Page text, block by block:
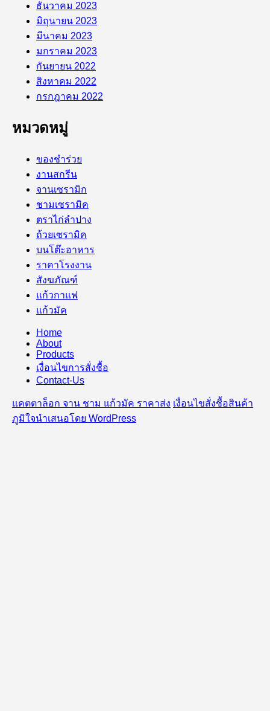
ธันวาคม 2023
มิถุนายน 2023
มีนาคม 2023
มกราคม 2023
กันยายน 2022
สิงหาคม 2022
กรกฎาคม 2022
หมวดหมู่
ของชำร่วย
งานสกรีน
จานเซรามิก
ชามเซรามิค
ตราไก่ลำปาง
ถ้วยเซรามิค
บนโต๊ะอาหาร
ราคาโรงงาน
สังฆภัณฑ์
แก้วกาแฟ
แก้วมัค
Home
About
Products
เงื่อนไขการสั่งชื้อ
Contact-Us
แคตตาล็อก จาน ชาม แก้วมัค ราคาส่ง เงื่อนไขสั่งชื้อสินค้า
ภูมิใจนำเสนอโดย WordPress